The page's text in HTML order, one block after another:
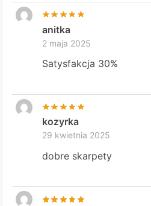
anitka
2 maja 2025
Satysfakcja 30%
kozyrka
29 kwietnia 2025
dobre skarpety